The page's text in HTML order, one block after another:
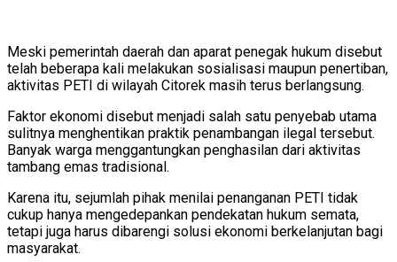
Meski pemerintah daerah dan aparat penegak hukum disebut
telah beberapa kali melakukan sosialisasi maupun penertiban,
aktivitas PETI di wilayah Citorek masih terus berlangsung.
Faktor ekonomi disebut menjadi salah satu penyebab utama
sulitnya menghentikan praktik penambangan ilegal tersebut.
Banyak warga menggantungkan penghasilan dari aktivitas
tambang emas tradisional.
Karena itu, sejumlah pihak menilai penanganan PETI tidak
cukup hanya mengedepankan pendekatan hukum semata,
tetapi juga harus dibarengi solusi ekonomi berkelanjutan bagi
masyarakat.